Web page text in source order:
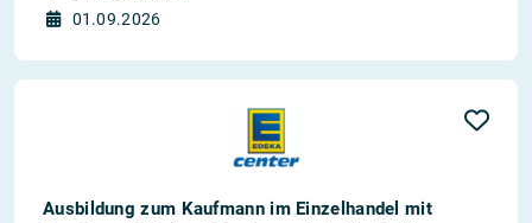
01.09.2026
Ausbildung zum Kaufmann im Einzelhandel mit